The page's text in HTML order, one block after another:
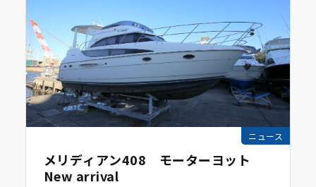
ニュース
メリディアン408 モーターヨット
New arrival